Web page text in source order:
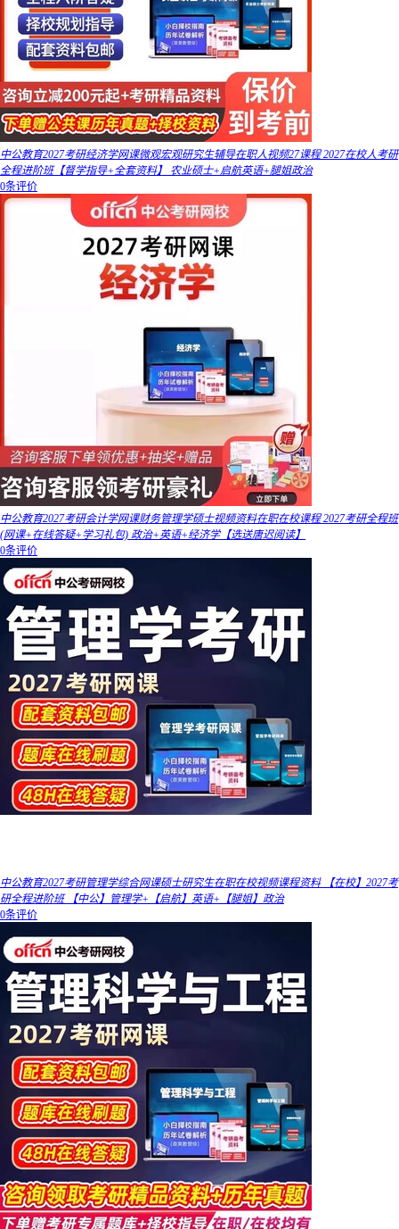
中公教育2027考研经济学网课微观宏观研究生辅导在职人视频27课程 2027在校人考研
全程进阶班【督学指导+全套资料】 农业硕士+启航英语+腿姐政治
0条评价
中公教育2027考研会计学网课财务管理学硕士视频资料在职在校课程 2027考研全程班
(网课+在线答疑+学习礼包) 政治+英语+经济学【选送唐迟阅读】
0条评价
中公教育2027考研管理学综合网课硕士研究生在职在校视频课程资料 【在校】2027考
研全程进阶班 【中公】管理学+【启航】英语+【腿姐】政治
0条评价